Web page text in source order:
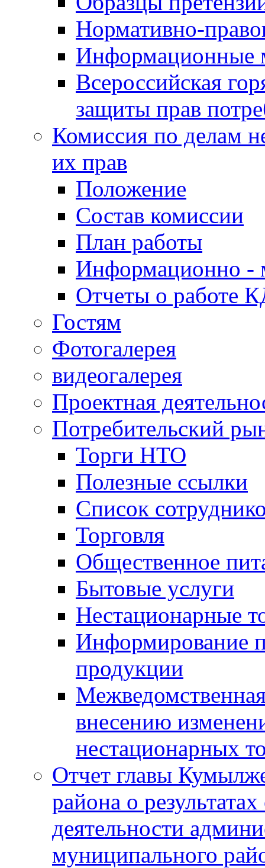
Нормативно-
Информационные
Всероссийская
защиты прав
Комиссия по делам
их прав
Положение
Состав комиссии
План работы
Информационно -
Отчеты о работе
Гостям
Фотогалерея
видеогалерея
Проектная
Потребительский
Торги НТО
Полезные ссылки
Список
Торговля
Общественное
Бытовые услуги
Нестационарные
Информирование
продукции
внесению
нестационарных
Отчет главы
района о
деятельности
муниципального